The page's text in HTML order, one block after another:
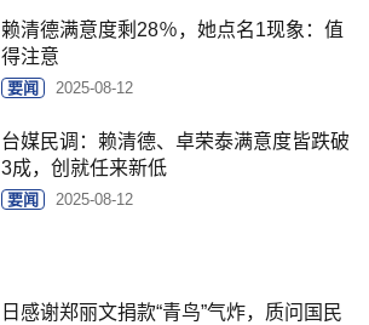
赖清德满意度剩28％，她点名1现象：值
得注意
要闻 2025-08-12
台媒民调：赖清德、卓荣泰满意度皆跌破
3成，创就任来新低
要闻 2025-08-12
日感谢郑丽文捐款“青鸟”气炸，质问国民